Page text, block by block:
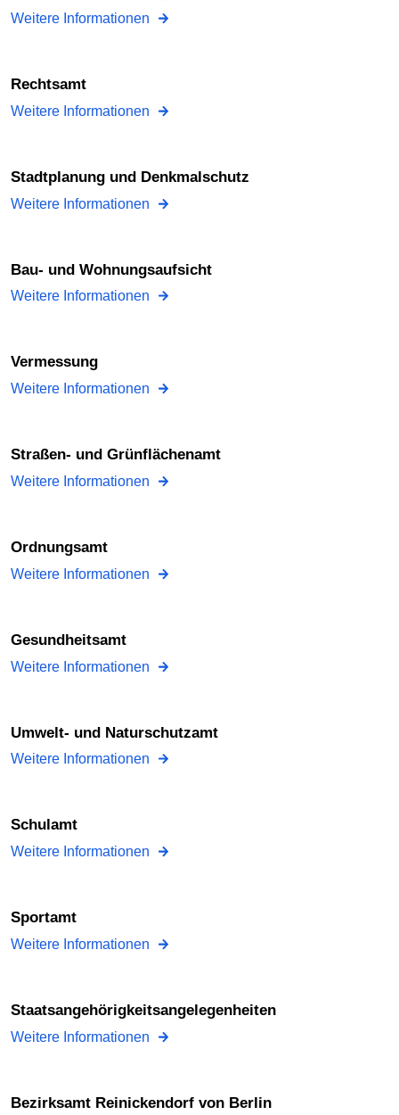
Weitere Informationen
Rechtsamt
Weitere Informationen
Stadtplanung und Denkmalschutz
Weitere Informationen
Bau- und Wohnungsaufsicht
Weitere Informationen
Vermessung
Weitere Informationen
Straßen- und Grünflächenamt
Weitere Informationen
Ordnungsamt
Weitere Informationen
Gesundheitsamt
Weitere Informationen
Umwelt- und Naturschutzamt
Weitere Informationen
Schulamt
Weitere Informationen
Sportamt
Weitere Informationen
Staatsangehörigkeitsangelegenheiten
Weitere Informationen
Bezirksamt Reinickendorf von Berlin